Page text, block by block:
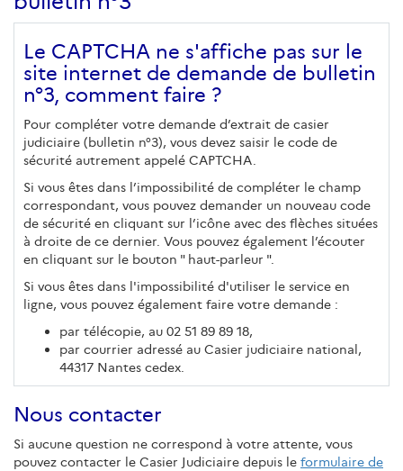
Le CAPTCHA ne s'affiche pas sur le
site internet de demande de bulletin
n°3, comment faire ?
Pour compléter votre demande d’extrait de casier
judiciaire (bulletin n°3), vous devez saisir le code de
sécurité autrement appelé CAPTCHA.
Si vous êtes dans l’impossibilité de compléter le champ
correspondant, vous pouvez demander un nouveau code
de sécurité en cliquant sur l’icône avec des flèches situées
à droite de ce dernier. Vous pouvez également l’écouter
en cliquant sur le bouton " haut-parleur ".
Si vous êtes dans l'impossibilité d'utiliser le service en
ligne, vous pouvez également faire votre demande :
par télécopie, au 02 51 89 89 18,
par courrier adressé au Casier judiciaire national,
44317 Nantes cedex.
Nous contacter
Si aucune question ne correspond à votre attente, vous
pouvez contacter le Casier Judiciaire depuis le formulaire de